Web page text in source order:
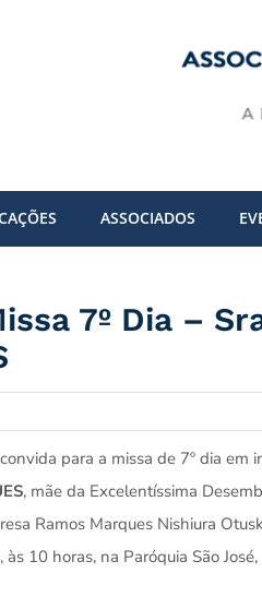
ASSOCIADOS
7º Dia –
para a missa de 7º dia em
, mãe da Excelentíssima
Ramos Marques Nishiura
10 horas, na Paróquia São